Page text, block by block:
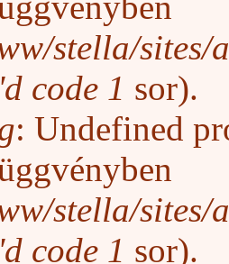
stella/sites/
code 1 sor).
: Undefined
stella/sites/
code 1 sor).